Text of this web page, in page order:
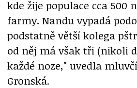
kde žije populace cca 500
farmy. Nandu vypadá
podstatně větší kolega
od něj má však tři (nikoli
každé noze," uvedla
Gronská.